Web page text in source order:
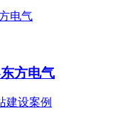
方电气